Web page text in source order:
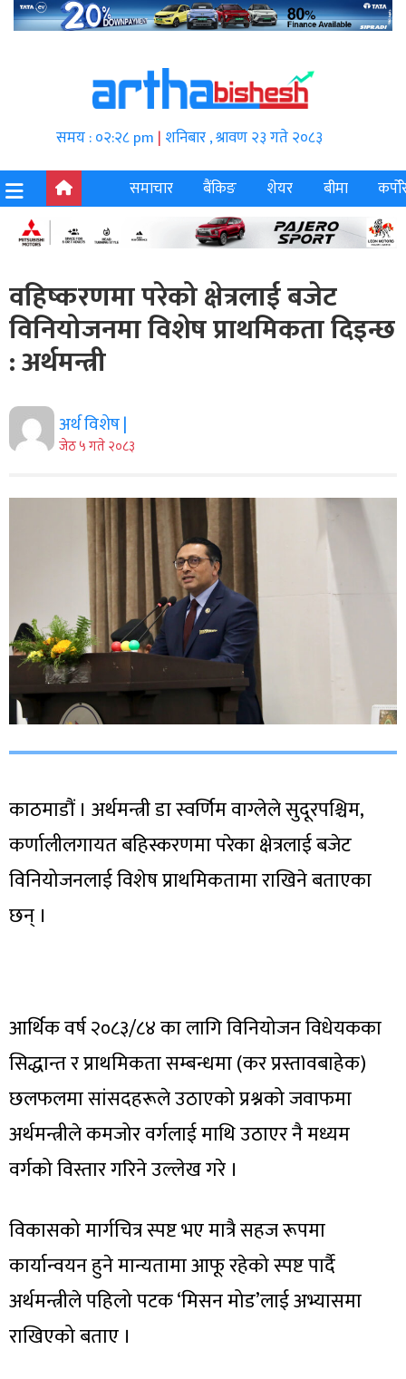
समय : ०२:२८ pm | शनिबार , श्रावण २३ गते २०८३
समाचार
बैंकिङ शेयर बीमा
वहिष्करणमा परेको क्षेत्रलाई बजेट
विनियोजनमा विशेष प्राथमिकता दिइन्छ
: अर्थमन्त्री
अर्थ विशेष |
जेठ ५ गते २०८३
काठमाडौं । अर्थमन्त्री डा स्वर्णिम वाग्लेले सुदूरपश्चिम,
कर्णालीलगायत बहिस्करणमा परेका क्षेत्रलाई बजेट
विनियोजनलाई विशेष प्राथमिकतामा राखिने बताएका
छन् ।
आर्थिक वर्ष २०८३/८४ का लागि विनियोजन विधेयकका
सिद्धान्त र प्राथमिकता सम्बन्धमा (कर प्रस्तावबाहेक)
छलफलमा सांसदहरूले उठाएको प्रश्नको जवाफमा
अर्थमन्त्रीले कमजोर वर्गलाई माथि उठाएर नै मध्यम
वर्गको विस्तार गरिने उल्लेख गरे ।
विकासको मार्गचित्र स्पष्ट भए मात्रै सहज रूपमा
कार्यान्वयन हुने मान्यतामा आफू रहेको स्पष्ट पार्दै
अर्थमन्त्रीले पहिलो पटक ‘मिसन मोड’लाई अभ्यासमा
राखिएको बताए ।